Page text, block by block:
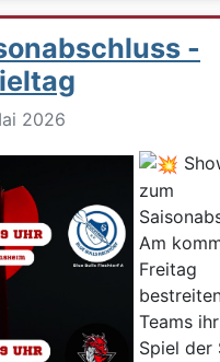
-
2026
zum
Am
Freitag
Teams
Spiel der